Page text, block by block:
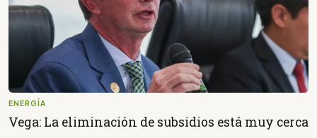
ENERGÍA
Vega: La eliminación de subsidios está muy cerca